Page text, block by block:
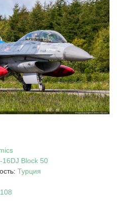
16DJ Block 50
Турция